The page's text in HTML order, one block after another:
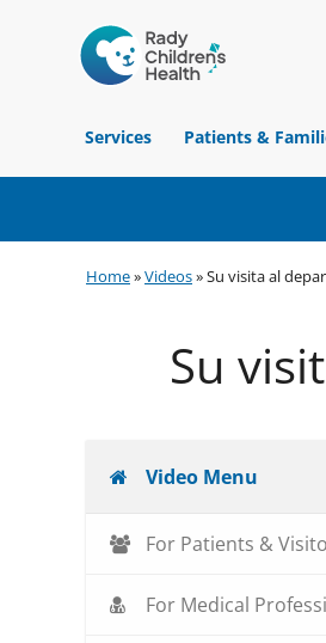
Hospital
of
Orange
Services
Patients &
to
navigation
to
content
to
Home»Videos»Su visita al
Su
Video Menu
For Patients &
For Medical